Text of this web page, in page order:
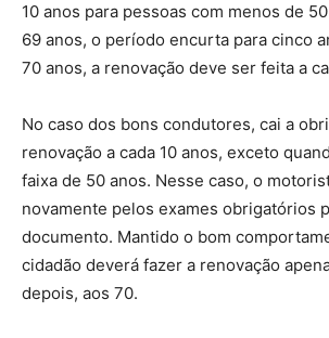
10 anos para pessoas com menos de
69 anos, o período encurta para cinco
70 anos, a renovação deve ser feita a
No caso dos bons condutores, cai a
renovação a cada 10 anos, exceto
faixa de 50 anos. Nesse caso, o
novamente pelos exames obrigatórios
documento. Mantido o bom
cidadão deverá fazer a renovação
depois, aos 70.